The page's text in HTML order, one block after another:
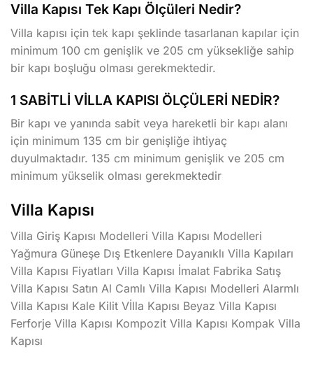
Villa Kapısı Tek Kapı Ölçüleri Nedir?
Villa kapısı için tek kapı şeklinde tasarlanan kapılar için
minimum 100 cm genişlik ve 205 cm yüksekliğe sahip
bir kapı boşluğu olması gerekmektedir.
1 SABİTLİ VİLLA KAPISI ÖLÇÜLERİ NEDİR?
Bir kapı ve yanında sabit veya hareketli bir kapı alanı
için minimum 135 cm bir genişliğe ihtiyaç
duyulmaktadır. 135 cm minimum genişlik ve 205 cm
minimum yükselik olması gerekmektedir
Villa Kapısı
Villa Giriş Kapısı Modelleri Villa Kapısı Modelleri
Yağmura Güneşe Dış Etkenlere Dayanıklı Villa Kapıları
Villa Kapısı Fiyatları Villa Kapısı İmalat Fabrika Satış
Villa Kapısı Satın Al Camlı Villa Kapısı Modelleri Alarmlı
Villa Kapısı Kale Kilit Vİlla Kapısı Beyaz Villa Kapısı
Ferforje Villa Kapısı Kompozit Villa Kapısı Kompak Villa
Kapısı